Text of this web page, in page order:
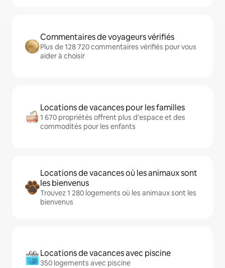
Commentaires de voyageurs vérifiés
Plus de 128 720 commentaires vérifiés pour vous
aider à choisir
Locations de vacances pour les familles
1 670 propriétés offrent plus d'espace et des
commodités pour les enfants
Locations de vacances où les animaux sont
les bienvenus
Trouvez 1 280 logements où les animaux sont les
bienvenus
Locations de vacances avec piscine
350 logements avec piscine